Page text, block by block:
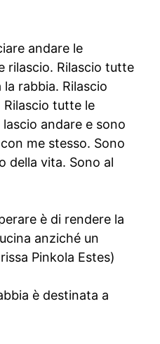
andare le
rilascio. Rilascio tutte
rabbia. Rilascio
tutte le
andare e sono
me stesso. Sono
della vita. Sono al
è di rendere la
anziché un
Pinkola Estes)
è destinata a